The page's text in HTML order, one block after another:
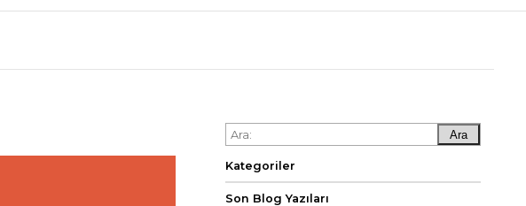
Ara
Kategoriler
Son Blog Yazıları